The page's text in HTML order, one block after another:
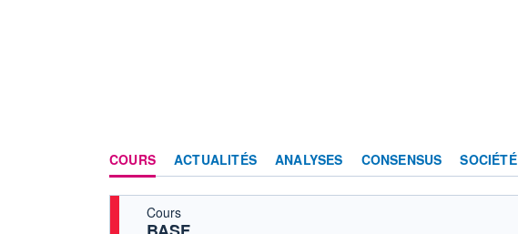
COURS ACTUALITÉS ANALYSES CONSENSUS SOCIÉTÉ
Cours